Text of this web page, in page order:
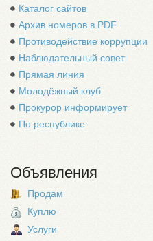
Каталог сайтов
Архив номеров в PDF
Противодействие коррупции
Наблюдательный совет
Прямая линия
Молодёжный клуб
Прокурор информирует
По республике
Объявления
Продам
Куплю
Услуги